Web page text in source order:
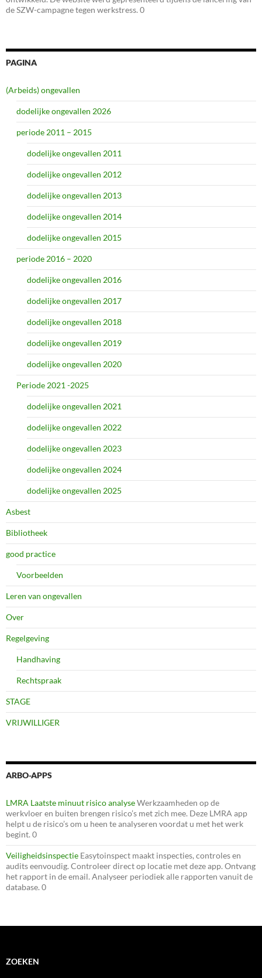
de SZW-campagne tegen werkstress. 0
PAGINA
(Arbeids) ongevallen
dodelijke ongevallen 2026
periode 2011 – 2015
dodelijke ongevallen 2011
dodelijke ongevallen 2012
dodelijke ongevallen 2013
dodelijke ongevallen 2014
dodelijke ongevallen 2015
periode 2016 – 2020
dodelijke ongevallen 2016
dodelijke ongevallen 2017
dodelijke ongevallen 2018
dodelijke ongevallen 2019
dodelijke ongevallen 2020
Periode 2021 -2025
dodelijke ongevallen 2021
dodelijke ongevallen 2022
dodelijke ongevallen 2023
dodelijke ongevallen 2024
dodelijke ongevallen 2025
Asbest
Bibliotheek
good practice
Voorbeelden
Leren van ongevallen
Over
Regelgeving
Handhaving
Rechtspraak
STAGE
VRIJWILLIGER
ARBO-APPS
LMRA Laatste minuut risico analyseWerkzaamheden op de
werkvloer en buiten brengen risico’s met zich mee. Deze LMRA app
helpt u de risico’s om u heen te analyseren voordat u met het werk
begint. 0
Veiligheidsinspectie Easytoinspect maakt inspecties, controles en
audits eenvoudig. Controleer direct op locatie met deze app. Ontvang
het rapport in de email. Analyseer periodiek alle rapporten vanuit de
database. 0
ZOEKEN